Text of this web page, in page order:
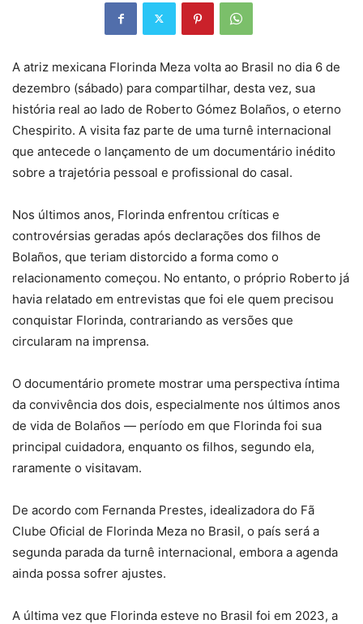
A atriz mexicana Florinda Meza volta ao Brasil no dia 6 de
dezembro (sábado) para compartilhar, desta vez, sua
história real ao lado de Roberto Gómez Bolaños, o eterno
Chespirito. A visita faz parte de uma turnê internacional
que antecede o lançamento de um documentário inédito
sobre a trajetória pessoal e profissional do casal.
Nos últimos anos, Florinda enfrentou críticas e
controvérsias geradas após declarações dos filhos de
Bolaños, que teriam distorcido a forma como o
relacionamento começou. No entanto, o próprio Roberto já
havia relatado em entrevistas que foi ele quem precisou
conquistar Florinda, contrariando as versões que
circularam na imprensa.
O documentário promete mostrar uma perspectiva íntima
da convivência dos dois, especialmente nos últimos anos
de vida de Bolaños — período em que Florinda foi sua
principal cuidadora, enquanto os filhos, segundo ela,
raramente o visitavam.
De acordo com Fernanda Prestes, idealizadora do Fã
Clube Oficial de Florinda Meza no Brasil, o país será a
segunda parada da turnê internacional, embora a agenda
ainda possa sofrer ajustes.
A última vez que Florinda esteve no Brasil foi em 2023, a